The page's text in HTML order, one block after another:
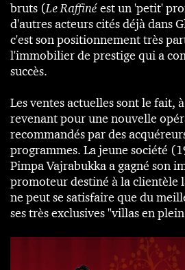
bruts (Le Raffinéest un 'petit'
d'autres acteurs cités déjà dans
c'est son positionnement très
l'immobilier de prestige qui a
succès.
Les ventes actuelles sont le fait,
revenant pour une nouvelle
recommandés par des
programmes. La jeune société
Pimpa Vajrabukka a gagné son
promoteur destiné à la clientèle
ne peut se satisfaire que du
ses très exclusives "villas en